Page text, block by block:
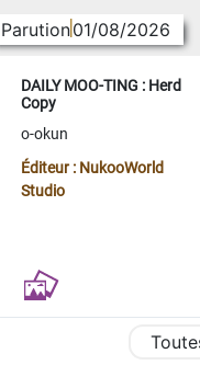
Parution01/08/2026
DAILY MOO-TING : Herd
Copy
o-okun
Éditeur : NukooWorld
Studio